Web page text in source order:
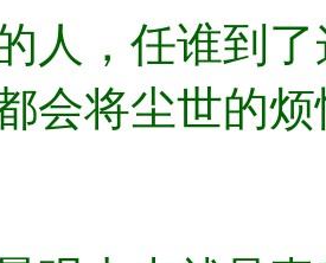
人，任谁到
会将尘世的